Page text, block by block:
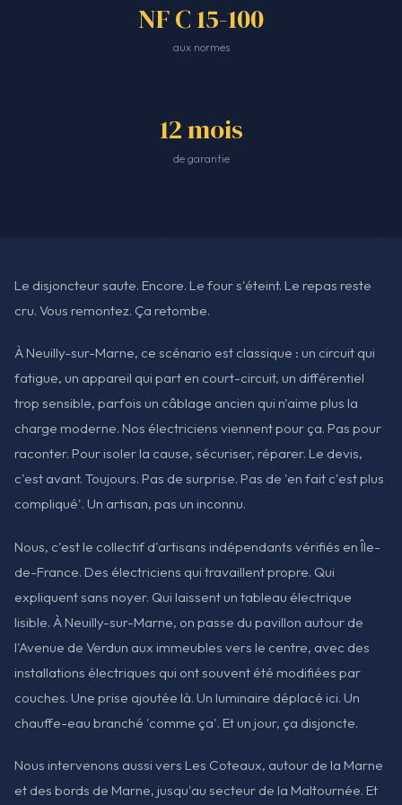
NF C 15-100
aux normes
12 mois
de garantie
Le disjoncteur saute. Encore. Le four s'éteint. Le repas reste
cru. Vous remontez. Ça retombe.
À Neuilly-sur-Marne, ce scénario est classique : un circuit qui
fatigue, un appareil qui part en court-circuit, un différentiel
trop sensible, parfois un câblage ancien qui n'aime plus la
charge moderne. Nos électriciens viennent pour ça. Pas pour
raconter. Pour isoler la cause, sécuriser, réparer. Le devis,
c'est avant. Toujours. Pas de surprise. Pas de 'en fait c'est plus
compliqué'. Un artisan, pas un inconnu.
Nous, c'est le collectif d'artisans indépendants vérifiés en Île-
de-France. Des électriciens qui travaillent propre. Qui
expliquent sans noyer. Qui laissent un tableau électrique
lisible. À Neuilly-sur-Marne, on passe du pavillon autour de
l'Avenue de Verdun aux immeubles vers le centre, avec des
installations électriques qui ont souvent été modifiées par
couches. Une prise ajoutée là. Un luminaire déplacé ici. Un
chauffe-eau branché 'comme ça'. Et un jour, ça disjoncte.
Nous intervenons aussi vers Les Coteaux, autour de la Marne
et des bords de Marne, jusqu'au secteur de la Maltournée. Et